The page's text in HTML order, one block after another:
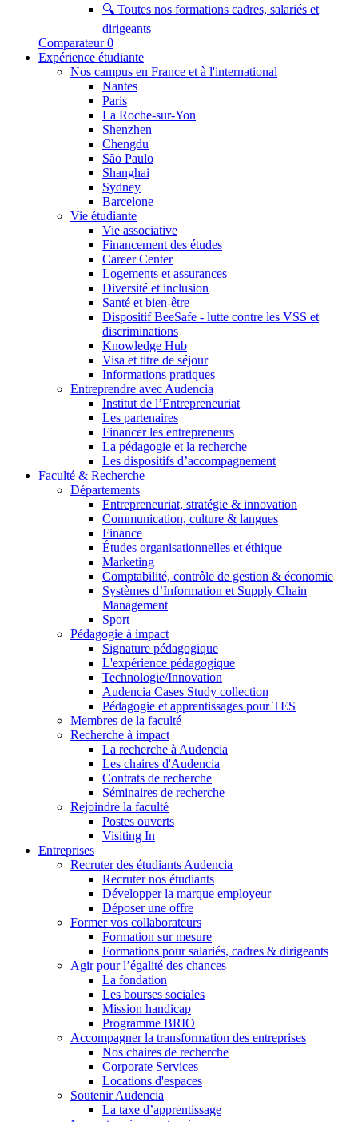
🔍 Toutes nos formations cadres, salariés et
dirigeants
Comparateur 0
Expérience étudiante
Nos campus en France et à l'international
Nantes
Paris
La Roche-sur-Yon
Shenzhen
Chengdu
São Paulo
Shanghai
Sydney
Barcelone
Vie étudiante
Vie associative
Financement des études
Career Center
Logements et assurances
Diversité et inclusion
Santé et bien-être
Dispositif BeeSafe - lutte contre les VSS et
discriminations
Knowledge Hub
Visa et titre de séjour
Informations pratiques
Entreprendre avec Audencia
Institut de l’Entrepreneuriat
Les partenaires
Financer les entrepreneurs
La pédagogie et la recherche
Les dispositifs d’accompagnement
Faculté & Recherche
Départements
Entrepreneuriat, stratégie & innovation
Communication, culture & langues
Finance
Études organisationnelles et éthique
Marketing
Comptabilité, contrôle de gestion & économie
Systèmes d’Information et Supply Chain
Management
Sport
Pédagogie à impact
Signature pédagogique
L'expérience pédagogique
Technologie/Innovation
Audencia Cases Study collection
Pédagogie et apprentissages pour TES
Membres de la faculté
Recherche à impact
La recherche à Audencia
Les chaires d'Audencia
Contrats de recherche
Séminaires de recherche
Rejoindre la faculté
Postes ouverts
Visiting In
Entreprises
Recruter des étudiants Audencia
Recruter nos étudiants
Développer la marque employeur
Déposer une offre
Former vos collaborateurs
Formation sur mesure
Formations pour salariés, cadres & dirigeants
Agir pour l’égalité des chances
La fondation
Les bourses sociales
Mission handicap
Programme BRIO
Accompagner la transformation des entreprises
Nos chaires de recherche
Corporate Services
Locations d'espaces
Soutenir Audencia
La taxe d’apprentissage